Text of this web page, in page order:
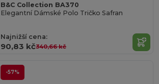
B&C Collection BA370
Elegantní Dámské Polo Tričko Safran
Najnižší cena:
90,83 kč340,66 kč
-57%